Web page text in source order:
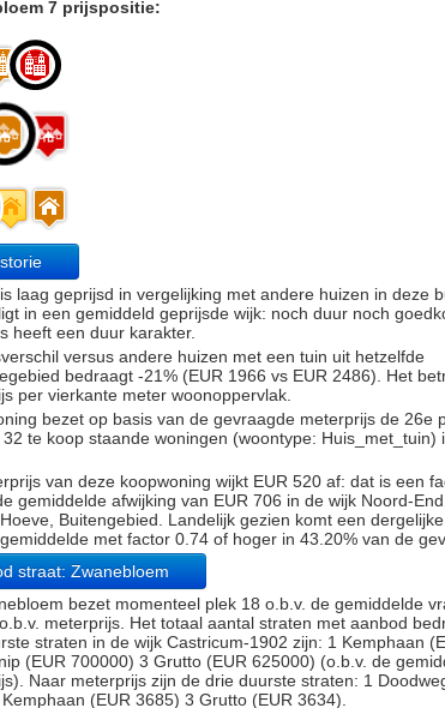
7 prijspositie:
laag geprijsd in vergelijking met andere huizen in deze
in een gemiddeld geprijsde wijk: noch duur noch
heeft een duur karakter.
versus andere huizen met een tuin uit hetzelfde
bedraagt -21% (EUR 1966 vs EUR 2486). Het
per vierkante meter woonoppervlak.
bezet op basis van de gevraagde meterprijs de 26e
32 te koop staande woningen (woontype: Huis_met_tuin)
van deze koopwoning wijkt EUR 520 af: dat is een
gemiddelde afwijking van EUR 706 in de wijk Noord-
Buitengebied. Landelijk gezien komt een
met factor 0.74 of hoger in 43.20% van de
straat: Zwanebloem
bezet momenteel plek 18 o.b.v. de gemiddelde
meterprijs. Het totaal aantal straten met aanbod
straten in de wijk Castricum-1902 zijn: 1 Kemphaan
(EUR 700000) 3 Grutto (EUR 625000) (o.b.v. de
Naar meterprijs zijn de drie duurste straten: 1
(EUR 3685) 3 Grutto (EUR 3634).